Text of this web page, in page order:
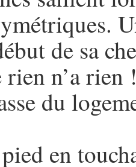
de sa
n’a rien
du
en